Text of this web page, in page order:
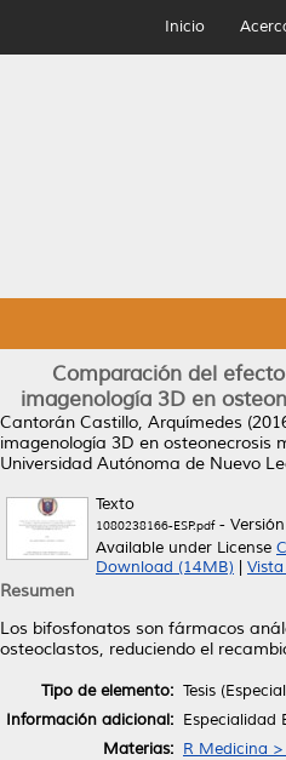
Inicio
Comparación del
imagenología 3D en
Cantorán Castillo, Arquímedes
imagenología 3D en osteonecrosis
Universidad Autónoma de Nuevo
Texto
1080238166-ESP.pdf-
Available under License
Download (14MB)
Resumen
Los bifosfonatos son fármacos
osteoclastos, reduciendo el
Tipo de elemento: Tesis
Información adicional: Especialidad
Materias: R Medicina